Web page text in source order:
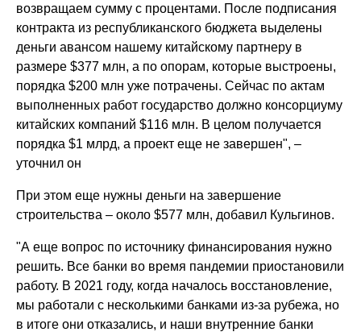
возвращаем сумму с процентами. После подписания
контракта из республиканского бюджета выделены
деньги авансом нашему китайскому партнеру в
размере $377 млн, а по опорам, которые выстроены,
порядка $200 млн уже потрачены. Сейчас по актам
выполненных работ государство должно консорциуму
китайских компаний $116 млн. В целом получается
порядка $1 млрд, а проект еще не завершен", –
уточнил он
При этом еще нужны деньги на завершение
строительства – около $577 млн, добавил Кульгинов.
"А еще вопрос по источнику финансирования нужно
решить. Все банки во время пандемии приостановили
работу. В 2021 году, когда началось восстановление,
мы работали с несколькими банками из-за рубежа, но
в итоге они отказались, и наши внутренние банки